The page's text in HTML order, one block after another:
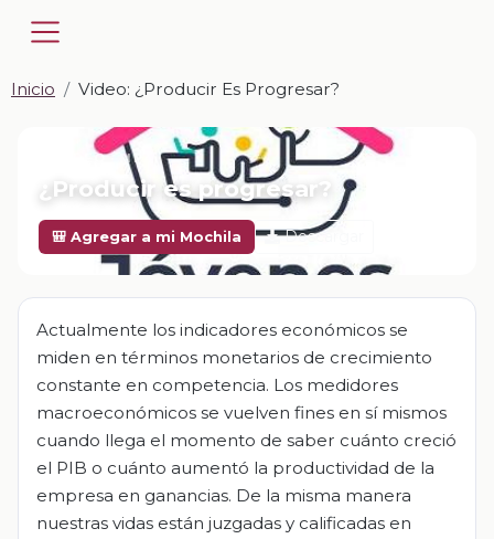
Inicio Video: ¿Producir Es Progresar?
📎 VIDEO · MP4
¿Producir es progresar?
🎒 Agregar a mi Mochila Descargar
Actualmente los indicadores económicos se
miden en términos monetarios de crecimiento
constante en competencia. Los medidores
macroeconómicos se vuelven fines en sí mismos
cuando llega el momento de saber cuánto creció
el PIB o cuánto aumentó la productividad de la
empresa en ganancias. De la misma manera
nuestras vidas están juzgadas y calificadas en